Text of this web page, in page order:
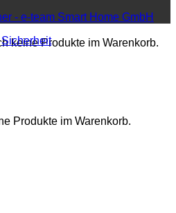
keine Produkte im Warenkorb.
Produkte im Warenkorb.
Sicherheit